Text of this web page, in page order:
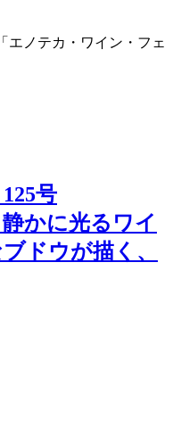
エノテカ・ワイン・フェ
号
かに光るワイ
ドウが描く、